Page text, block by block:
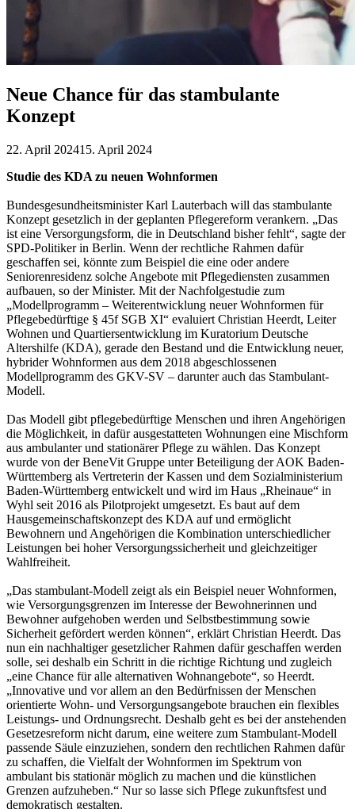
Neue Chance für das stambulante
Konzept
22. April 202415. April 2024
Studie des KDA zu neuen Wohnformen
Bundesgesundheitsminister Karl Lauterbach will das stambulante
Konzept gesetzlich in der geplanten Pflegereform verankern. „Das
ist eine Versorgungsform, die in Deutschland bisher fehlt“, sagte der
SPD-Politiker in Berlin. Wenn der rechtliche Rahmen dafür
geschaffen sei, könnte zum Beispiel die eine oder andere
Seniorenresidenz solche Angebote mit Pflegediensten zusammen
aufbauen, so der Minister. Mit der Nachfolgestudie zum
„Modellprogramm – Weiterentwicklung neuer Wohnformen für
Pflegebedürftige § 45f SGB XI“ evaluiert Christian Heerdt, Leiter
Wohnen und Quartiersentwicklung im Kuratorium Deutsche
Altershilfe (KDA), gerade den Bestand und die Entwicklung neuer,
hybrider Wohnformen aus dem 2018 abgeschlossenen
Modellprogramm des GKV-SV – darunter auch das Stambulant-
Modell.
Das Modell gibt pflegebedürftige Menschen und ihren Angehörigen
die Möglichkeit, in dafür ausgestatteten Wohnungen eine Mischform
aus ambulanter und stationärer Pflege zu wählen. Das Konzept
wurde von der BeneVit Gruppe unter Beteiligung der AOK Baden-
Württemberg als Vertreterin der Kassen und dem Sozialministerium
Baden-Württemberg entwickelt und wird im Haus „Rheinaue“ in
Wyhl seit 2016 als Pilotprojekt umgesetzt. Es baut auf dem
Hausgemeinschaftskonzept des KDA auf und ermöglicht
Bewohnern und Angehörigen die Kombination unterschiedlicher
Leistungen bei hoher Versorgungssicherheit und gleichzeitiger
Wahlfreiheit.
„Das stambulant-Modell zeigt als ein Beispiel neuer Wohnformen,
wie Versorgungsgrenzen im Interesse der Bewohnerinnen und
Bewohner aufgehoben werden und Selbstbestimmung sowie
Sicherheit gefördert werden können“, erklärt Christian Heerdt. Das
nun ein nachhaltiger gesetzlicher Rahmen dafür geschaffen werden
solle, sei deshalb ein Schritt in die richtige Richtung und zugleich
„eine Chance für alle alternativen Wohnangebote“, so Heerdt.
„Innovative und vor allem an den Bedürfnissen der Menschen
orientierte Wohn- und Versorgungsangebote brauchen ein flexibles
Leistungs- und Ordnungsrecht. Deshalb geht es bei der anstehenden
Gesetzesreform nicht darum, eine weitere zum Stambulant-Modell
passende Säule einzuziehen, sondern den rechtlichen Rahmen dafür
zu schaffen, die Vielfalt der Wohnformen im Spektrum von
ambulant bis stationär möglich zu machen und die künstlichen
Grenzen aufzuheben.“ Nur so lasse sich Pflege zukunftsfest und
demokratisch gestalten.